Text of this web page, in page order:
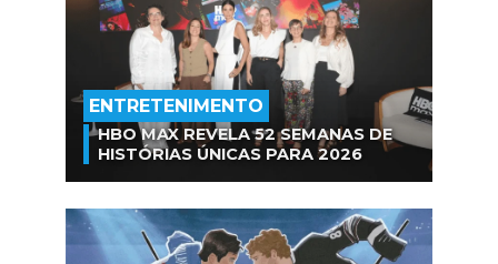
ENTRETENIMENTO
HBO MAX REVELA 52 SEMANAS DE
HISTÓRIAS ÚNICAS PARA 2026